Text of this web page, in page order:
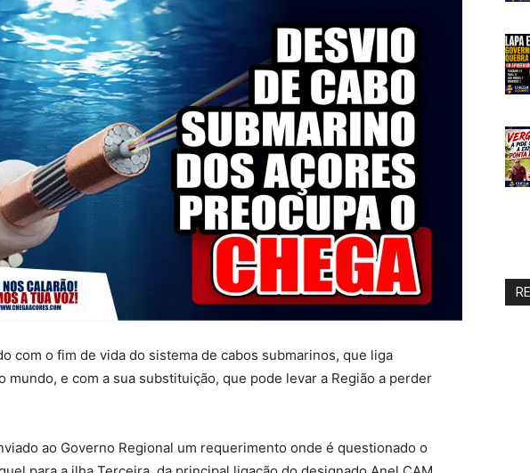
com o fim de vida do sistema de cabos submarinos, que liga
mundo, e com a sua substituição, que pode levar a Região a perder
ao Governo Regional um requerimento onde é questionado o